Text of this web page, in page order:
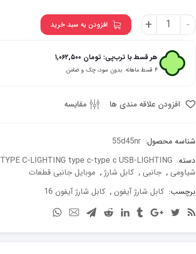
-
کابل
شارژ
دو
سر
تایپ
60
+ افزودن به سبد خرید
هر قسط با ترب‌پی: ۱,۰۶۲,۵۰۰ تومان
۴ قسط ماهانه. بدون سود، چک و ضامن.
افزودن علاقه مندی ها مقایسه
شناسه محصول: 55d45nr
دسته: TYPE C-LIGHTING type c-type c USB-LIGHTING آیفون
شیاومی , جانبی , کابل شارژ , موبایل جانبی قطعات
برچسب: کابل شارژ آیفون , کابل شارژ آیفون 16